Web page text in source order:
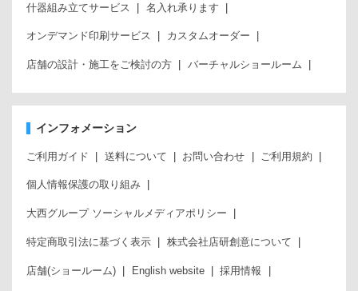
什器組み立てサービス 名入れ承ります
オンデマンド印刷サービス カスタムオーダー
店舗の設計・施工をご検討の方 バーチャルショールーム
インフォメーション
ご利用ガイド 送料について お問い合わせ ご利用規約
個人情報保護の取り組み
大西グループ ソーシャルメディアポリシー
特定商取引法に基づく表示 株式会社店研創意について
店舗(ショールーム) English website 採用情報